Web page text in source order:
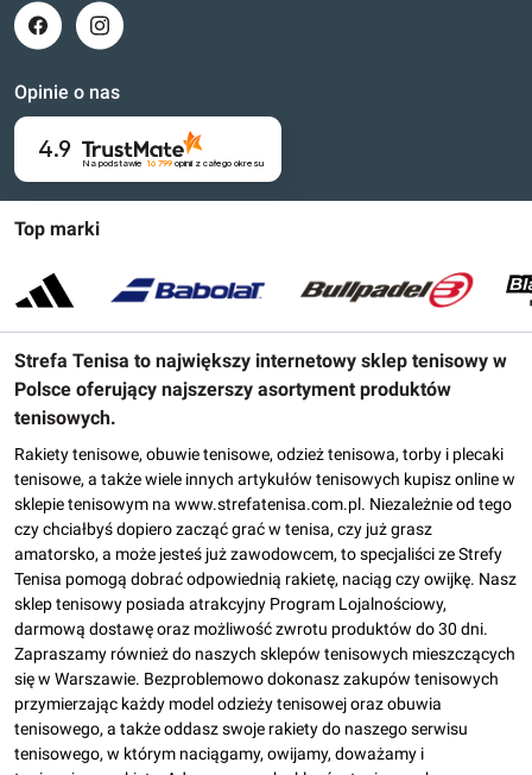
Top marki
Strefa Tenisa to największy internetowy sklep tenisowy w
Polsce oferujący najszerszy asortyment produktów
tenisowych.
Rakiety tenisowe, obuwie tenisowe, odzież tenisowa, torby i plecaki
tenisowe, a także wiele innych artykułów tenisowych kupisz online w
sklepie tenisowym na www.strefatenisa.com.pl. Niezależnie od tego
czy chciałbyś dopiero zacząć grać w tenisa, czy już grasz
amatorsko, a może jesteś już zawodowcem, to specjaliści ze Strefy
Tenisa pomogą dobrać odpowiednią rakietę, naciąg czy owijkę. Nasz
sklep tenisowy posiada atrakcyjny Program Lojalnościowy,
darmową dostawę oraz możliwość zwrotu produktów do 30 dni.
Zapraszamy również do naszych sklepów tenisowych mieszczących
się w Warszawie. Bezproblemowo dokonasz zakupów tenisowych
przymierzając każdy model odzieży tenisowej oraz obuwia
tenisowego, a także oddasz swoje rakiety do naszego serwisu
tenisowego, w którym naciągamy, owijamy, doważamy i
Opinie o nas
4.9
Na podstawie 16 799opinii z całego okresu